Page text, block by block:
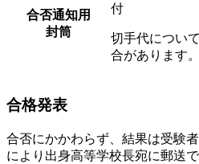
合否通知用
封筒
付
切手代につい
合があります。
合格発表
合否にかかわらず、結果は受験
により出身高等学校長宛に郵送